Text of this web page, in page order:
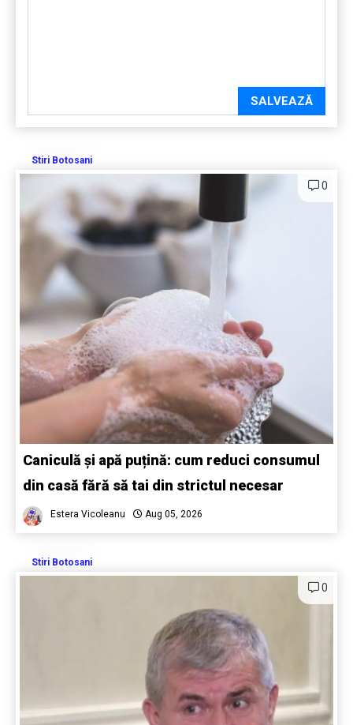
SALVEAZĂ
Stiri Botosani
0
Caniculă și apă puțină: cum reduci consumul
din casă fără să tai din strictul necesar
Estera Vicoleanu Aug 05, 2026
Stiri Botosani
0